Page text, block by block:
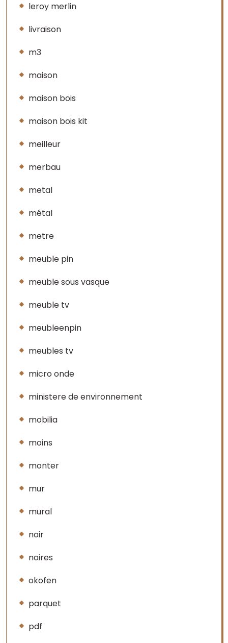
leroy merlin
livraison
m3
maison
maison bois
maison bois kit
meilleur
merbau
metal
métal
metre
meuble pin
meuble sous vasque
meuble tv
meubleenpin
meubles tv
micro onde
ministere de environnement
mobilia
moins
monter
mur
mural
noir
noires
okofen
parquet
pdf